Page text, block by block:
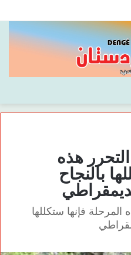
هذه
بالنجاح
فإنها ستكللها